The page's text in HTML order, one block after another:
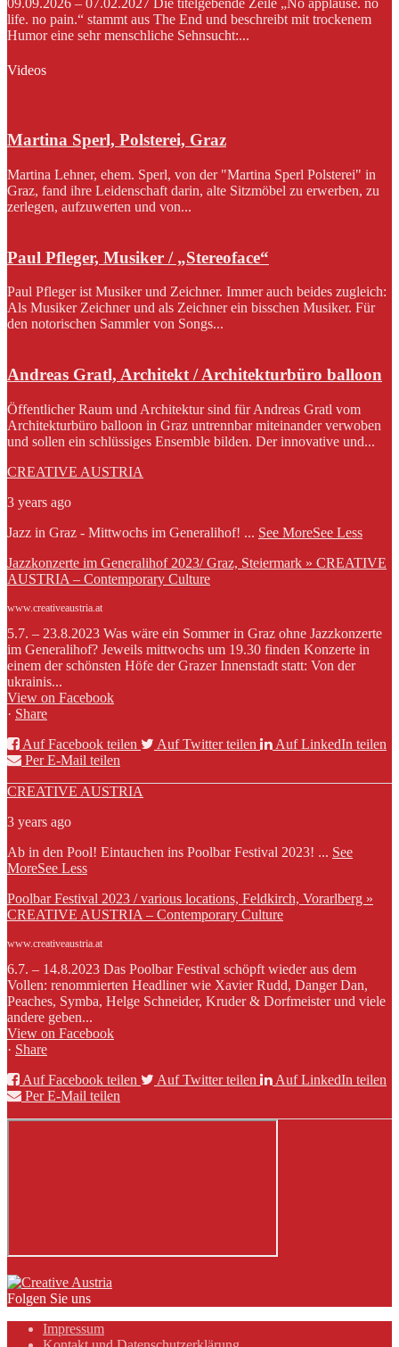
09.09.2026 – 07.02.2027 Die titelgebende Zeile „No applause. no
life. no pain.“ stammt aus The End und beschreibt mit trockenem
Humor eine sehr menschliche Sehnsucht:...
Videos
Martina Sperl, Polsterei, Graz
Martina Lehner, ehem. Sperl, von der "Martina Sperl Polsterei" in
Graz, fand ihre Leidenschaft darin, alte Sitzmöbel zu erwerben, zu
zerlegen, aufzuwerten und von...
Paul Pfleger, Musiker / „Stereoface“
Paul Pfleger ist Musiker und Zeichner. Immer auch beides zugleich:
Als Musiker Zeichner und als Zeichner ein bisschen Musiker. Für
den notorischen Sammler von Songs...
Andreas Gratl, Architekt / Architekturbüro balloon
Öffentlicher Raum und Architektur sind für Andreas Gratl vom
Architekturbüro balloon in Graz untrennbar miteinander verwoben
und sollen ein schlüssiges Ensemble bilden. Der innovative und...
CREATIVE AUSTRIA
3 years ago
Jazz in Graz - Mittwochs im Generalihof! ... See MoreSee Less
Jazzkonzerte im Generalihof 2023/ Graz, Steiermark » CREATIVE
AUSTRIA – Contemporary Culture
www.creativeaustria.at
5.7. – 23.8.2023 Was wäre ein Sommer in Graz ohne Jazzkonzerte
im Generalihof? Jeweils mittwochs um 19.30 finden Konzerte in
einem der schönsten Höfe der Grazer Innenstadt statt: Von der
ukrainis...
View on Facebook
· Share
Auf Facebook teilen
Auf Twitter teilen
Auf LinkedIn teilen
Per E-Mail teilen
CREATIVE AUSTRIA
3 years ago
Ab in den Pool! Eintauchen ins Poolbar Festival 2023! ... See
MoreSee Less
Poolbar Festival 2023 / various locations, Feldkirch, Vorarlberg »
CREATIVE AUSTRIA – Contemporary Culture
www.creativeaustria.at
6.7. – 14.8.2023 Das Poolbar Festival schöpft wieder aus dem
Vollen: renommierten Headliner wie Xavier Rudd, Danger Dan,
Peaches, Symba, Helge Schneider, Kruder & Dorfmeister und viele
andere geben...
View on Facebook
· Share
Auf Facebook teilen
Auf Twitter teilen
Auf LinkedIn teilen
Per E-Mail teilen
Folgen Sie uns
Impressum